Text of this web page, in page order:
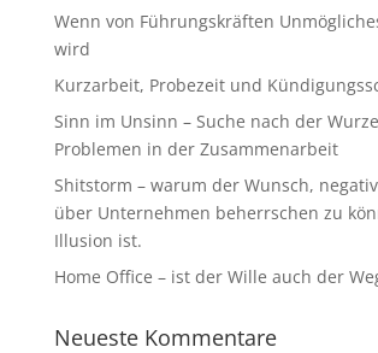
Wenn von Führungskräften
wird
Kurzarbeit, Probezeit und
Sinn im Unsinn – Suche nach der
Problemen in der Zusammenarbeit
Shitstorm – warum der Wunsch,
über Unternehmen beherrschen zu
Illusion ist.
Home Office – ist der Wille auch der
Neueste Kommentare